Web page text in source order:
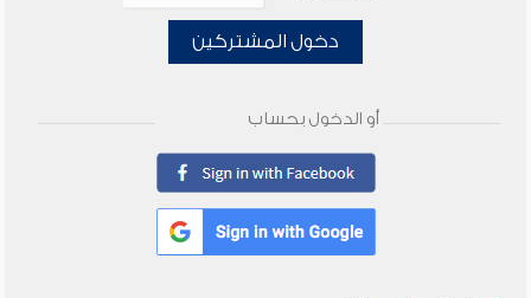
دخول المشتركين
أو الدخول بحساب